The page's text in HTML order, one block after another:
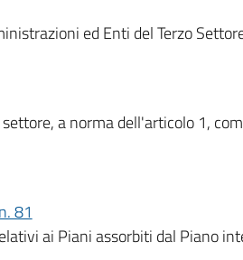
ed Enti del Terzo
settore, a norma dell'articolo 1,
81
ai Piani assorbiti dal Piano